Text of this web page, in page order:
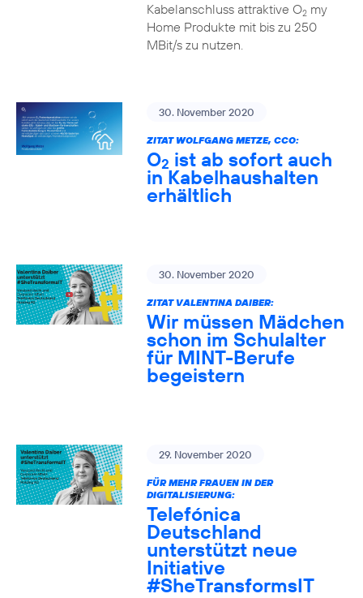
Kabelanschluss attraktive O2my
Home Produkte mit bis zu 250
MBit/s zu nutzen.
30. November 2020
ZITAT WOLFGANG METZE, CCO:
O2 ist ab sofort auch
in Kabelhaushalten
erhältlich
30. November 2020
ZITAT VALENTINA DAIBER:
Wir müssen Mädchen
schon im Schulalter
für MINT-Berufe
begeistern
29. November 2020
FÜR MEHR FRAUEN IN DER
DIGITALISIERUNG:
Telefónica
Deutschland
unterstützt neue
Initiative
#SheTransformsIT